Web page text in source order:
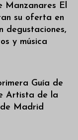
Manzanares El
su oferta en
degustaciones,
y música
Guía de
Artista de la
Madrid